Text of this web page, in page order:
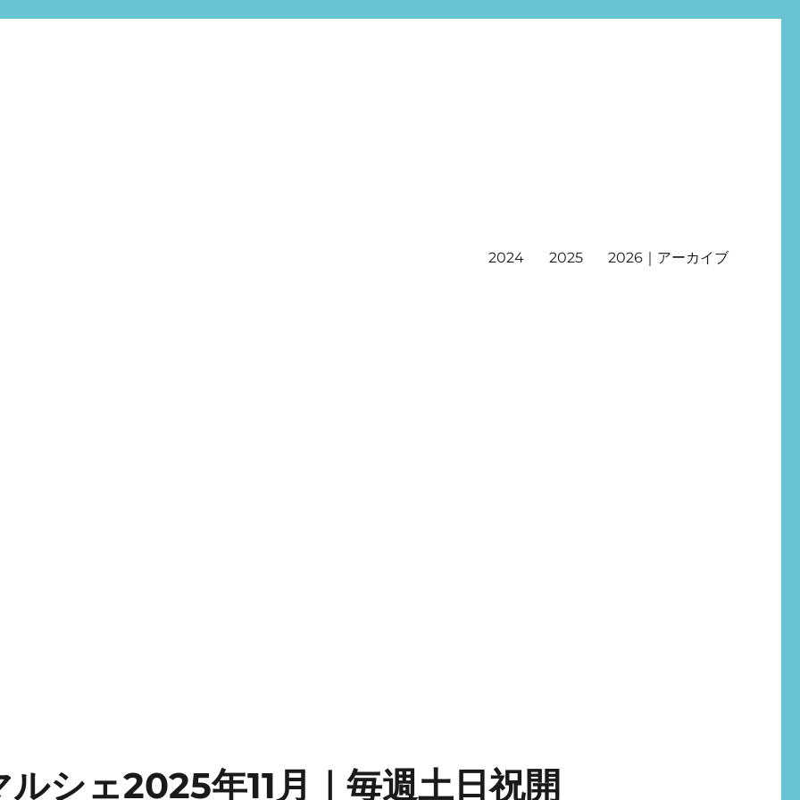
2024 2025 2026｜アーカイブ
ルシェ2025年11月｜毎週土日祝開